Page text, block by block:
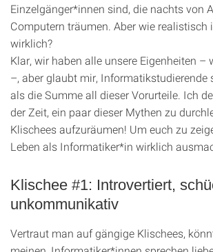
Einzelgänger*innen sind, die nachts von
Computern träumen. Aber wie realistisch
wirklich?
Klar, wir haben alle unsere Eigenheiten –
–, aber glaubt mir, Informatikstudierende
als die Summe all dieser Vorurteile. Ich
der Zeit, ein paar dieser Mythen zu
Klischees aufzuräumen! Um euch zu
Leben als Informatiker*in wirklich
Klischee #1: Introvertiert,
unkommunikativ
Vertraut man auf gängige Klischees,